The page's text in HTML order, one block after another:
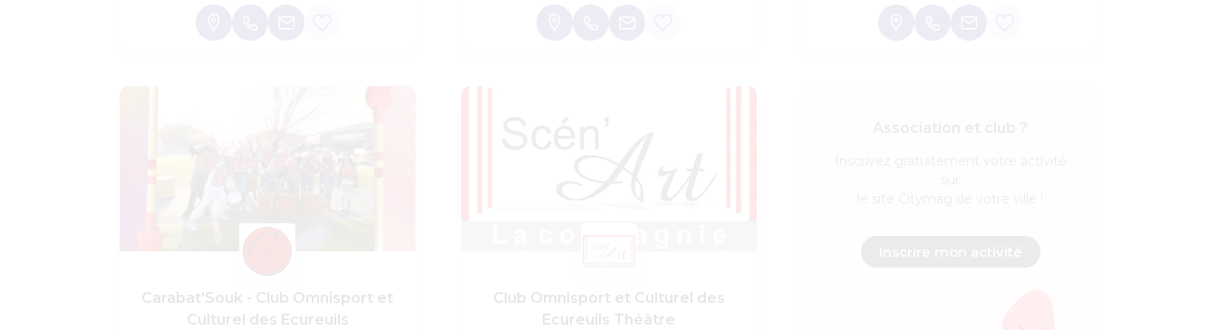
Carabat'Souk - Club Omnisport et
Culturel des Ecureuils
Club Omnisport et Culturel des
Ecureuils Théâtre